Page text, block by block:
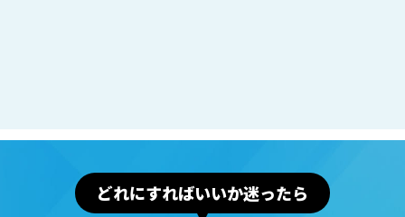
どれにすればいいか迷ったら